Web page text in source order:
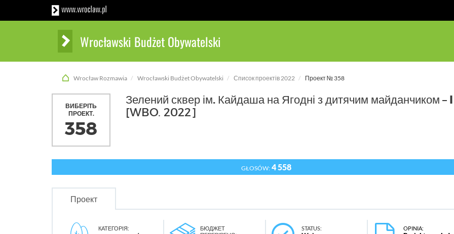
Wrocławski Budżet Obywatelski
Wrocław Rozmawia Wrocławski Budżet Obywatelski Список проектів 2022 Проект № 358
ВИБЕРІТЬ
ПРОЕКТ.
358
Зелений сквер ім. Кайдаша на Ягодні з дитячим майданчиком –
[WBO. 2022]
GŁOSÓW: 4 558
Проект
КАТЕГОРІЯ:
БЮДЖЕТ
STATUS: OPINIA: